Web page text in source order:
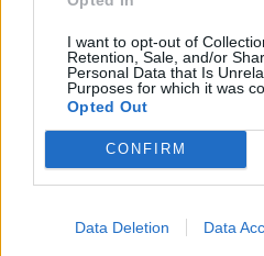
I want to opt-out of
Retention, Sale, and/or
Personal Data that Is
Purposes for which it was
Opted Out
CONFIRM
Data Deletion Data
Monastero di
Monasterolo di